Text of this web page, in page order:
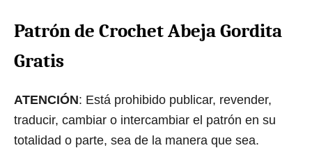
Patrón de Crochet Abeja Gordita
Gratis
ATENCIÓN: Está prohibido publicar, revender,
traducir, cambiar o intercambiar el patrón en su
totalidad o parte, sea de la manera que sea.